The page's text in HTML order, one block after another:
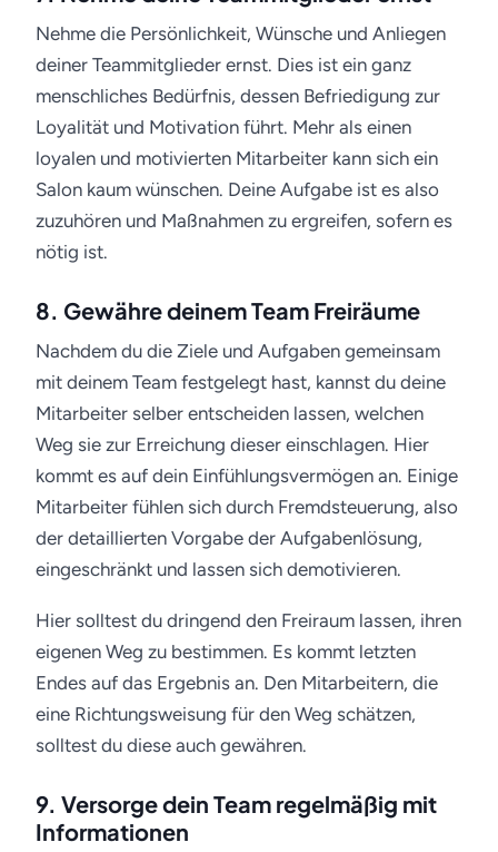
Nehme die Persönlichkeit, Wünsche und Anliegen
deiner Teammitglieder ernst. Dies ist ein ganz
menschliches Bedürfnis, dessen Befriedigung zur
Loyalität und Motivation führt. Mehr als einen
loyalen und motivierten Mitarbeiter kann sich ein
Salon kaum wünschen. Deine Aufgabe ist es also
zuzuhören und Maßnahmen zu ergreifen, sofern es
nötig ist.
8. Gewähre deinem Team Freiräume
Nachdem du die Ziele und Aufgaben gemeinsam
mit deinem Team festgelegt hast, kannst du deine
Mitarbeiter selber entscheiden lassen, welchen
Weg sie zur Erreichung dieser einschlagen. Hier
kommt es auf dein Einfühlungsvermögen an. Einige
Mitarbeiter fühlen sich durch Fremdsteuerung, also
der detaillierten Vorgabe der Aufgabenlösung,
eingeschränkt und lassen sich demotivieren.
Hier solltest du dringend den Freiraum lassen, ihren
eigenen Weg zu bestimmen. Es kommt letzten
Endes auf das Ergebnis an. Den Mitarbeitern, die
eine Richtungsweisung für den Weg schätzen,
solltest du diese auch gewähren.
9. Versorge dein Team regelmäßig mit
Informationen